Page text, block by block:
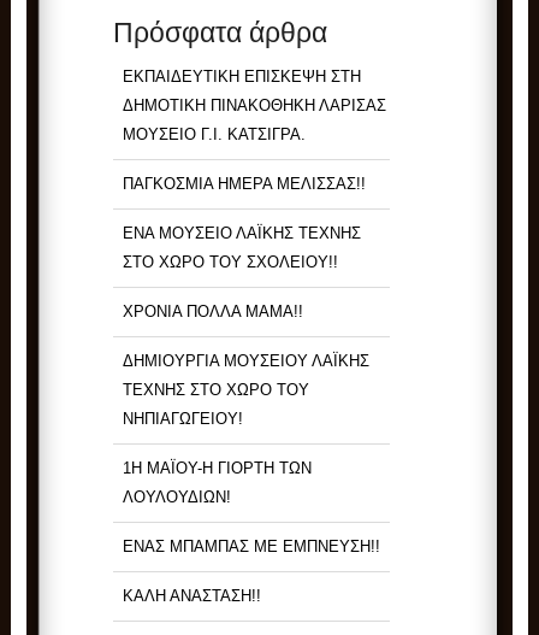
Πρόσφατα άρθρα
ΕΚΠΑΙΔΕΥΤΙΚΗ ΕΠΙΣΚΕΨΗ ΣΤΗ
ΔΗΜΟΤΙΚΗ ΠΙΝΑΚΟΘΗΚΗ ΛΑΡΙΣΑΣ
ΜΟΥΣΕΙΟ Γ.Ι. ΚΑΤΣΙΓΡΑ.
ΠΑΓΚΟΣΜΙΑ ΗΜΕΡΑ ΜΕΛΙΣΣΑΣ!!
ΕΝΑ ΜΟΥΣΕΙΟ ΛΑΪΚΗΣ ΤΕΧΝΗΣ
ΣΤΟ ΧΩΡΟ ΤΟΥ ΣΧΟΛΕΙΟΥ!!
ΧΡΟΝΙΑ ΠΟΛΛΑ ΜΑΜΑ!!
ΔΗΜΙΟΥΡΓΙΑ ΜΟΥΣΕΙΟΥ ΛΑΪΚΗΣ
ΤΕΧΝΗΣ ΣΤΟ ΧΩΡΟ ΤΟΥ
ΝΗΠΙΑΓΩΓΕΙΟΥ!
1Η ΜΑΪΟΥ-Η ΓΙΟΡΤΗ ΤΩΝ
ΛΟΥΛΟΥΔΙΩΝ!
ΕΝΑΣ ΜΠΑΜΠΑΣ ΜΕ ΕΜΠΝΕΥΣΗ!!
ΚΑΛΗ ΑΝΑΣΤΑΣΗ!!